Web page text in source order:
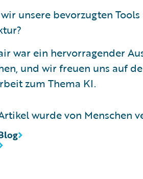
unsere bevorzugten
war ein hervorragender
und wir freuen uns auf
zum Thema KI.
wurde von Menschen